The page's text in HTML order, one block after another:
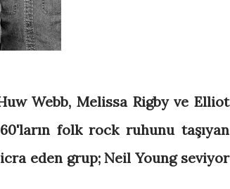
Webb, Melissa Rigby ve Elliot
folk rock ruhunu taşıyan
eden grup; Neil Young seviyor